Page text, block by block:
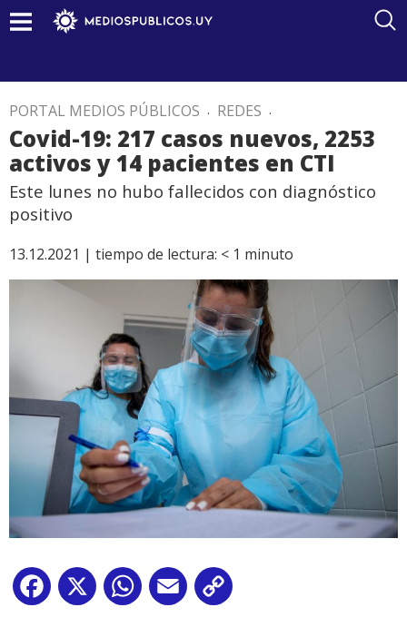
PORTAL MEDIOS PÚBLICOS . REDES .
Covid-19: 217 casos nuevos, 2253
activos y 14 pacientes en CTI
Este lunes no hubo fallecidos con diagnóstico
positivo
13.12.2021 | tiempo de lectura: < 1 minuto
Facebook
X WhatsApp
Email